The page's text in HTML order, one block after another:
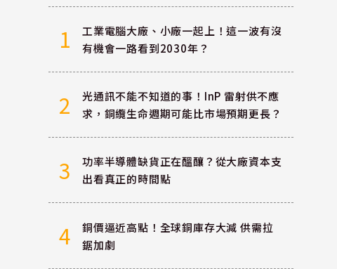
1
工業電腦大廠、小廠一起上！這一波有沒
有機會一路看到2030年？
2
光通訊不能不知道的事！InP 雷射供不應
求，銅纜生命週期可能比市場預期更長？
3
功率半導體缺貨正在醞釀？從大廠資本支
出看真正的時間點
4
銅價逼近高點！全球銅庫存大減 供需拉
鋸加劇